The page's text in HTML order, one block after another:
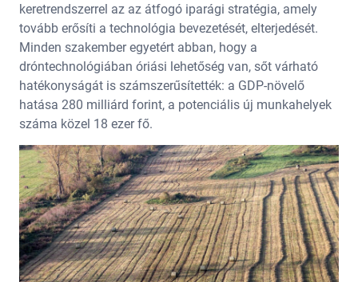
keretrendszerrel az az átfogó iparági stratégia, amely
tovább erősíti a technológia bevezetését, elterjedését.
Minden szakember egyetért abban, hogy a
dróntechnológiában óriási lehetőség van, sőt várható
hatékonyságát is számszerűsítették: a GDP-növelő
hatása 280 milliárd forint, a potenciális új munkahelyek
száma közel 18 ezer fő.